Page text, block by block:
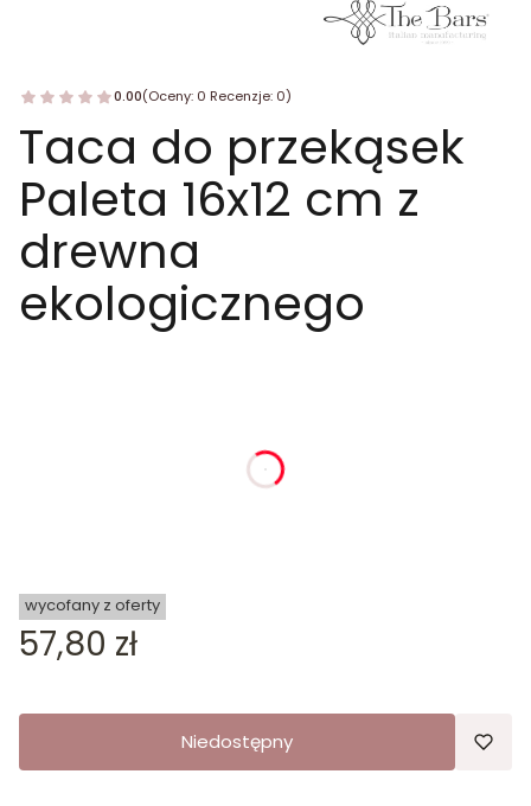
0.00(Oceny: 0 Recenzje: 0)
Taca do przekąsek
Paleta 16x12 cm z
drewna
ekologicznego
wycofany z oferty
Cena
57,80 zł
Niedostępny